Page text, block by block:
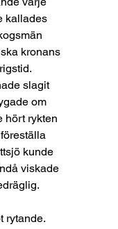
kallades
kronans
slagit
om
hört rykten
kunde
viskade
rytande.